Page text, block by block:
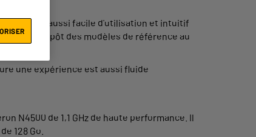
il s'avère aussi facile d'utilisation et intuitif
Dépôt des modèles de référence au
une expérience est aussi fluide
N4500 de 1,1 GHz de haute performance. Il
128 Go.